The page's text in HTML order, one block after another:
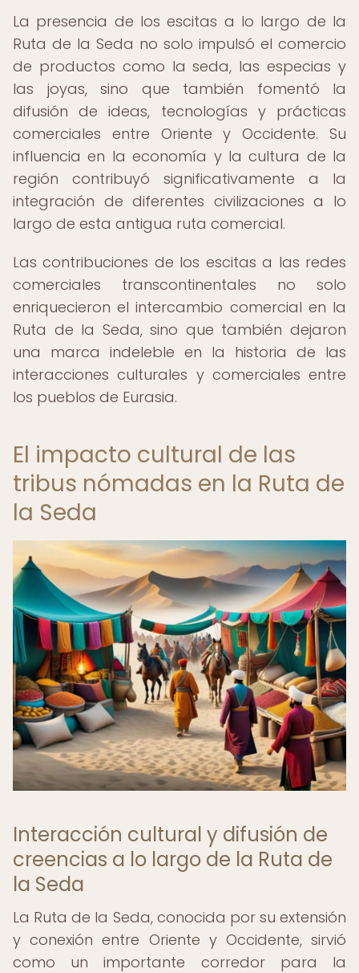
La presencia de los escitas a lo largo de la
Ruta de la Seda no solo impulsó el comercio
de productos como la seda, las especias y
las joyas, sino que también fomentó la
difusión de ideas, tecnologías y prácticas
comerciales entre Oriente y Occidente. Su
influencia en la economía y la cultura de la
región contribuyó significativamente a la
integración de diferentes civilizaciones a lo
largo de esta antigua ruta comercial.
Las contribuciones de los escitas a las redes
comerciales transcontinentales no solo
enriquecieron el intercambio comercial en la
Ruta de la Seda, sino que también dejaron
una marca indeleble en la historia de las
interacciones culturales y comerciales entre
los pueblos de Eurasia.
El impacto cultural de las
tribus nómadas en la Ruta de
la Seda
Interacción cultural y difusión de
creencias a lo largo de la Ruta de
la Seda
La Ruta de la Seda, conocida por su extensión
y conexión entre Oriente y Occidente, sirvió
como un importante corredor para la